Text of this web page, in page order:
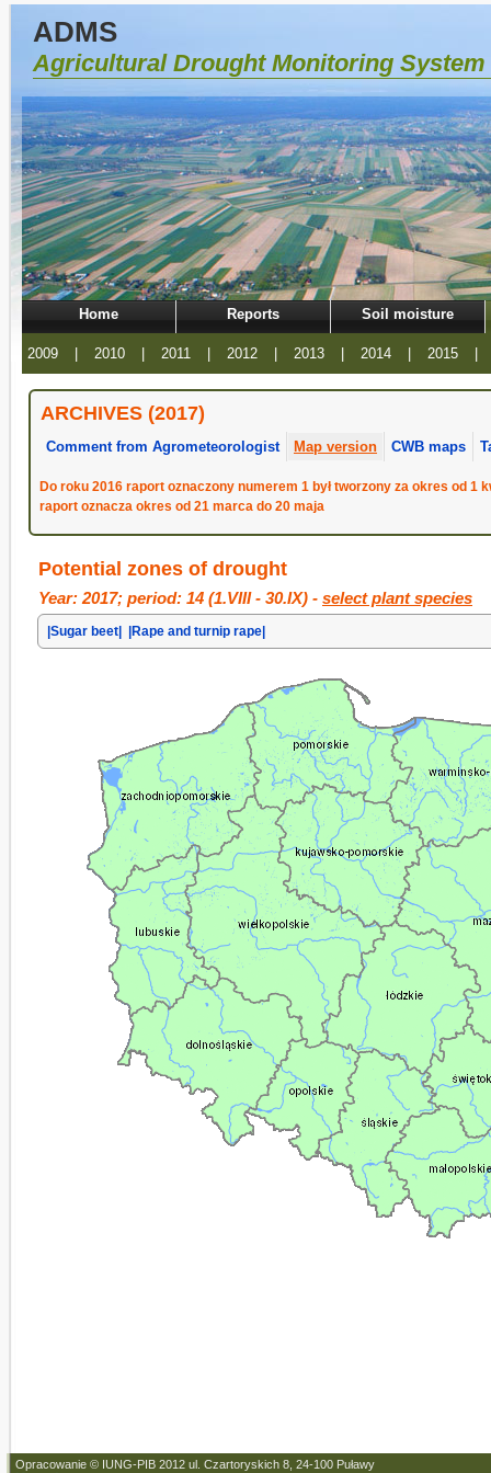
ADMS
Agricultural Drought Monitoring System
Home Reports Soil moisture
2009 | 2010 | 2011 | 2012 | 2013 | 2014 | 2015 |
ARCHIVES (2017)
Comment from Agrometeorologist Map version CWB maps
Do roku 2016 raport oznaczony numerem 1 był tworzony za okres od
raport oznacza okres od 21 marca do 20 maja
Potential zones of drought
Year: 2017; period: 14 (1.VIII - 30.IX) - select plant species
|Sugar beet| |Rape and turnip rape|
Opracowanie © IUNG-PIB 2012 ul. Czartoryskich 8, 24-100 Puławy